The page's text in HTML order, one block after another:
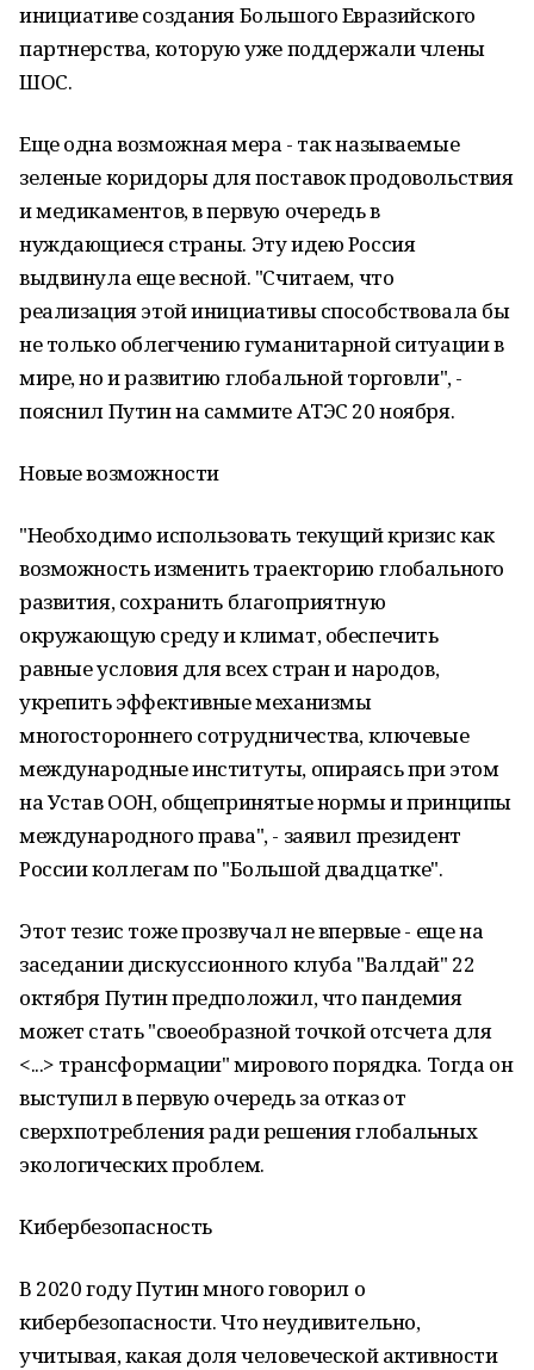
инициативе создания Большого Евразийского
партнерства, которую уже поддержали члены
ШОС.
Еще одна возможная мера - так называемые
зеленые коридоры для поставок продовольствия
и медикаментов, в первую очередь в
нуждающиеся страны. Эту идею Россия
выдвинула еще весной. "Считаем, что
реализация этой инициативы способствовала бы
не только облегчению гуманитарной ситуации в
мире, но и развитию глобальной торговли", -
пояснил Путин на саммите АТЭС 20 ноября.
Новые возможности
"Необходимо использовать текущий кризис как
возможность изменить траекторию глобального
развития, сохранить благоприятную
окружающую среду и климат, обеспечить
равные условия для всех стран и народов,
укрепить эффективные механизмы
многостороннего сотрудничества, ключевые
международные институты, опираясь при этом
на Устав ООН, общепринятые нормы и принципы
международного права", - заявил президент
России коллегам по "Большой двадцатке".
Этот тезис тоже прозвучал не впервые - еще на
заседании дискуссионного клуба "Валдай" 22
октября Путин предположил, что пандемия
может стать "своеобразной точкой отсчета для
<...> трансформации" мирового порядка. Тогда он
выступил в первую очередь за отказ от
сверхпотребления ради решения глобальных
экологических проблем.
Кибербезопасность
В 2020 году Путин много говорил о
кибербезопасности. Что неудивительно,
учитывая, какая доля человеческой активности